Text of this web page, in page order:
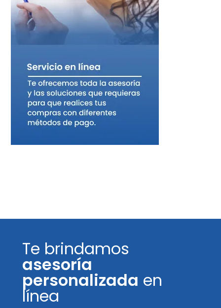
Te brindamos
asesoría
personalizada en
línea